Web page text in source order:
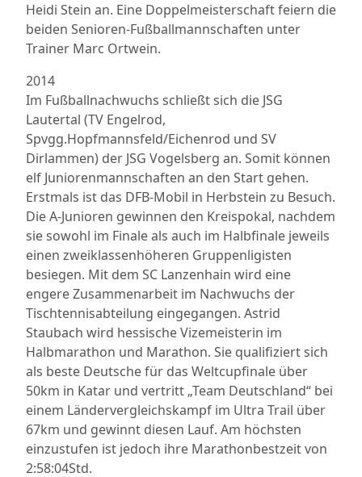
Heidi Stein an. Eine Doppelmeisterschaft feiern die
beiden Senioren-Fußballmannschaften unter
Trainer Marc Ortwein.
2014
Im Fußballnachwuchs schließt sich die JSG
Lautertal (TV Engelrod,
Spvgg.Hopfmannsfeld/Eichenrod und SV
Dirlammen) der JSG Vogelsberg an. Somit können
elf Juniorenmannschaften an den Start gehen.
Erstmals ist das DFB-Mobil in Herbstein zu Besuch.
Die A-Junioren gewinnen den Kreispokal, nachdem
sie sowohl im Finale als auch im Halbfinale jeweils
einen zweiklassenhöheren Gruppenligisten
besiegen. Mit dem SC Lanzenhain wird eine
engere Zusammenarbeit im Nachwuchs der
Tischtennisabteilung eingegangen. Astrid
Staubach wird hessische Vizemeisterin im
Halbmarathon und Marathon. Sie qualifiziert sich
als beste Deutsche für das Weltcupfinale über
50km in Katar und vertritt „Team Deutschland“ bei
einem Ländervergleichskampf im Ultra Trail über
67km und gewinnt diesen Lauf. Am höchsten
einzustufen ist jedoch ihre Marathonbestzeit von
2:58:04Std.